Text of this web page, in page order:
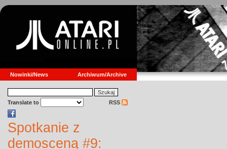
Nowinki/News Archiwum/Archive
Translate to RSS
Spotkanie z
demosceną #9: